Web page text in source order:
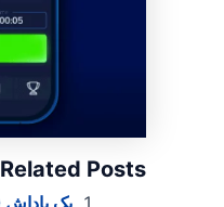
Related Posts: